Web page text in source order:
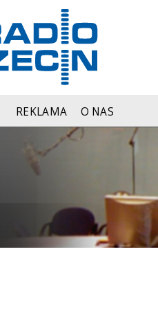
REKLAMA O NAS